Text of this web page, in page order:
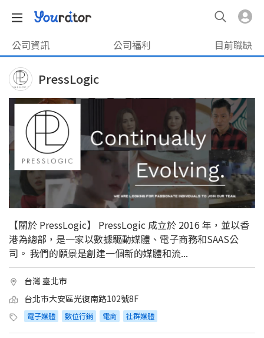
公司資訊 公司福利 目前職缺
PressLogic
【關於 PressLogic】 PressLogic 成立於 2016 年，並以香
港為總部，是一家以數據驅動媒體、電子商務和SAAS公
司。 我們的願景是創建一個新的媒體和流...
台灣 臺北市
台北市大安區光復南路102號8F
電子媒體 數位行銷 電商 社群媒體